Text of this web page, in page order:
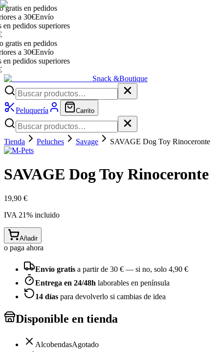
en pedidos
a 30€Envío
pedidos superiores
en pedidos
a 30€Envío
pedidos superiores
Snack &Boutique
Peluquería Carrito
Tienda Peluches Savage SAVAGE Dog Toy Rinoceronte
SAVAGE Dog Toy Rinoceronte
19,90 €
IVA 21% incluido
Añadir
o paga ahora
Envío gratis a partir de 30 € — si no, solo 4,90 €
Entrega en 24/48h laborables en península
14 días para devolverlo si cambias de idea
Disponible en tienda
AlcobendasAgotado